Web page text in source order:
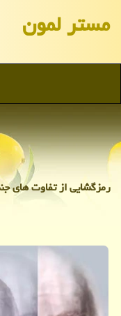
مستر لمون
رمزگشایی از تفاوت های